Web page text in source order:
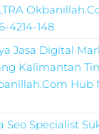
4214-148
Jasa Digital
Kalimantan
Hub
Seo Specialist